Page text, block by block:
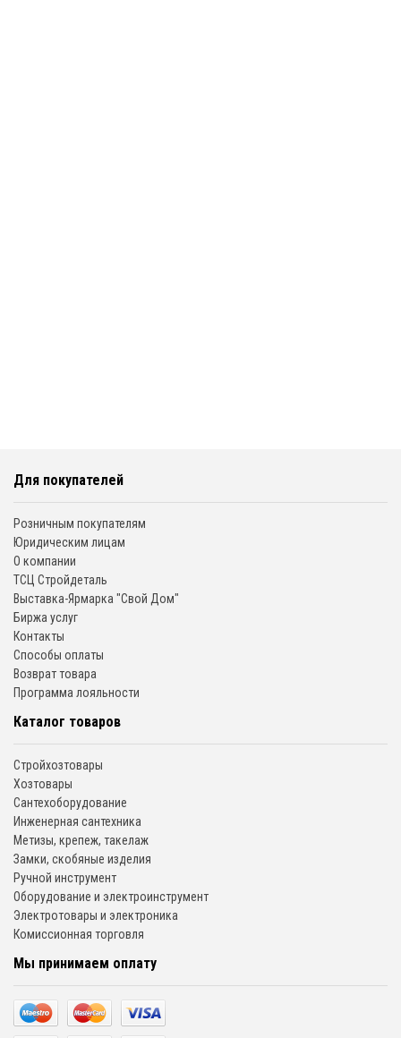
Для покупателей
Розничным покупателям
Юридическим лицам
О компании
ТСЦ Стройдеталь
Выставка-Ярмарка "Свой Дом"
Биржа услуг
Контакты
Способы оплаты
Возврат товара
Программа лояльности
Каталог товаров
Стройхозтовары
Хозтовары
Сантехоборудование
Инженерная сантехника
Метизы, крепеж, такелаж
Замки, скобяные изделия
Ручной инструмент
Оборудование и электроинструмент
Электротовары и электроника
Комиссионная торговля
Мы принимаем оплату